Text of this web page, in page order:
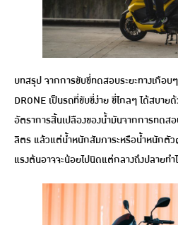
บทสรุป จากการขับขี่ทดสอบระยะทางเกือ
DRONE เป็นรถที่ขับขี่ง่าย ขี่ไกลๆ ได้สบา
อัตราการสิ้นเปลืองของน้ำมันจากการทด
ลิตร แล้วแต่น้ำหนักสัมภาระหรือน้ำหนักตัว
แรงต้นอาจจะน้อยไปนิดแต่กลางถึงปลายท